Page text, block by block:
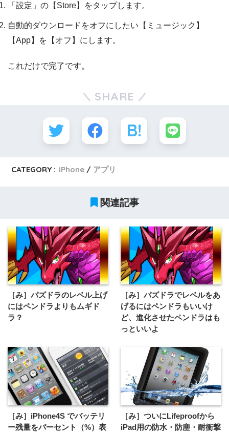
「設定」の【Store】をタップします。
自動的ダウンロードをオフにしたい【ミュージック】
【App】を【オフ】にします。
これだけで完了です。
SHARE
CATEGORY : iPhone アプリ
関連記事
［み］パズドラのレベル上げ
にはペンドラよりもムギド
ラ？
［み］パズドラでレベルをあ
げるにはペンドラもいいけ
ど、進化させたペンドラはも
っといいよ
［み］iPhone4S でバッテリ
ー残量をパーセント（%）表
［み］ついにLifeproofから
iPad用の防水・防塵・耐衝撃